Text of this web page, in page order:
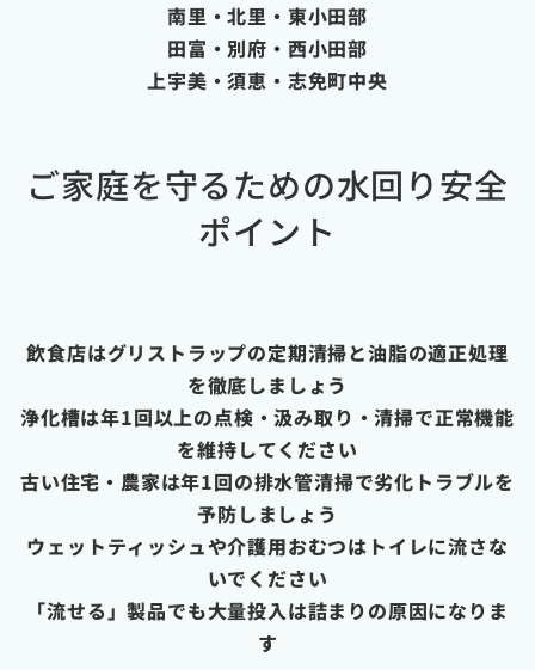
南里・北里・東小田部
田富・別府・西小田部
上宇美・須恵・志免町中央
ご家庭を守るための水回り安全
ポイント
飲食店はグリストラップの定期清掃と油脂の適正処理
を徹底しましょう
浄化槽は年1回以上の点検・汲み取り・清掃で正常機能
を維持してください
古い住宅・農家は年1回の排水管清掃で劣化トラブルを
予防しましょう
ウェットティッシュや介護用おむつはトイレに流さな
いでください
「流せる」製品でも大量投入は詰まりの原因になりま
す